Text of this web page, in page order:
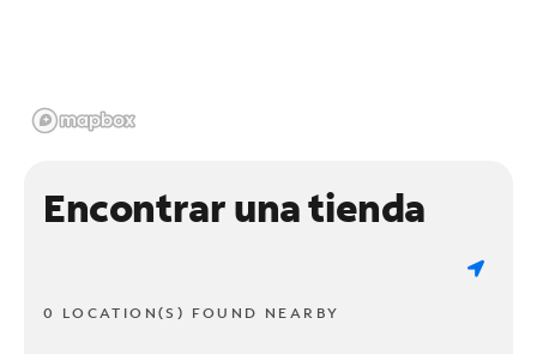
Encontrar una tienda
0 LOCATION(S) FOUND NEARBY